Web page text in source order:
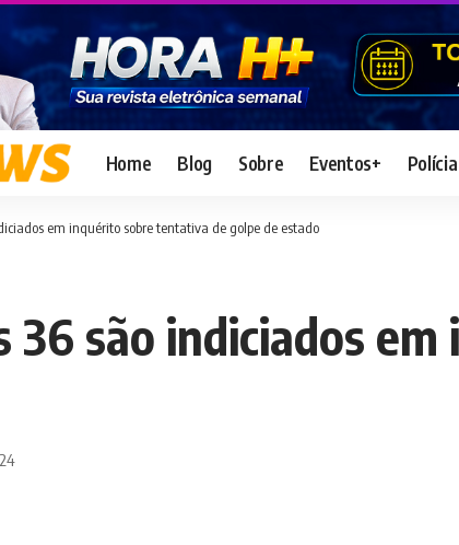
Home Blog Sobre Eventos+ Polícia
em inquérito sobre tentativa de golpe de estado
36 são indiciados